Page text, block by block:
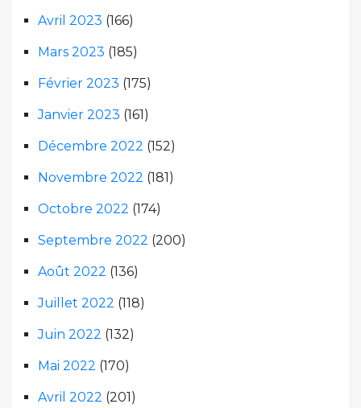
Avril 2023 (166)
Mars 2023 (185)
Février 2023 (175)
Janvier 2023 (161)
Décembre 2022 (152)
Novembre 2022 (181)
Octobre 2022 (174)
Septembre 2022 (200)
Août 2022 (136)
Juillet 2022 (118)
Juin 2022 (132)
Mai 2022 (170)
Avril 2022 (201)